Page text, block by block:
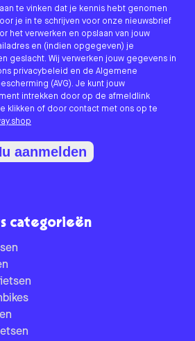
categorieën
te vinken dat je kennis hebt genomen
je in te schrijven voor onze nieuwsbrief
het verwerken en opslaan van jouw
en (indien opgegeven) je
geslacht. Wij verwerken jouw gegevens in
privacybeleid en de Algemene
(AVG). Je kunt jouw
intrekken door op de afmeldlink
klikken of door contact met ons op te
aanmelden